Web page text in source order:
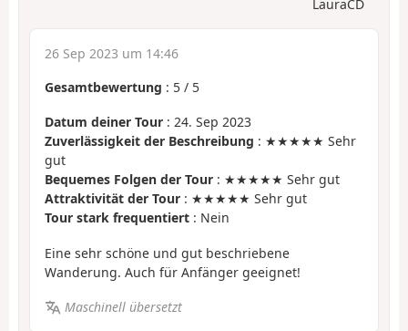
LauraCD
26 Sep 2023 um 14:46
Gesamtbewertung : 5 / 5
Datum deiner Tour : 24. Sep 2023
Zuverlässigkeit der Beschreibung : ★★★★★ Sehr
gut
Bequemes Folgen der Tour : ★★★★★ Sehr gut
Attraktivität der Tour : ★★★★★ Sehr gut
Tour stark frequentiert : Nein
Eine sehr schöne und gut beschriebene
Wanderung. Auch für Anfänger geeignet!
Maschinell übersetzt